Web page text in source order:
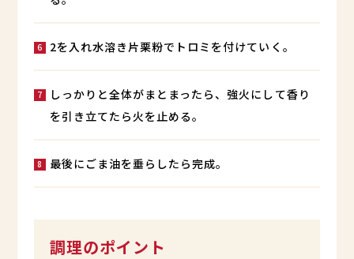
2を入れ水溶き片栗粉でトロミを付けていく。
しっかりと全体がまとまったら、強火にして香り
を引き立てたら火を止める。
最後にごま油を垂らしたら完成。
調理のポイント